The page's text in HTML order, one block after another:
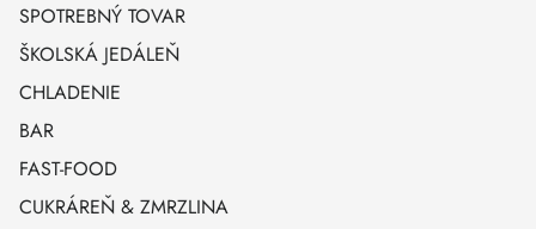
SPOTREBNÝ TOVAR
ŠKOLSKÁ JEDÁLEŇ
CHLADENIE
BAR
FAST-FOOD
CUKRÁREŇ & ZMRZLINA